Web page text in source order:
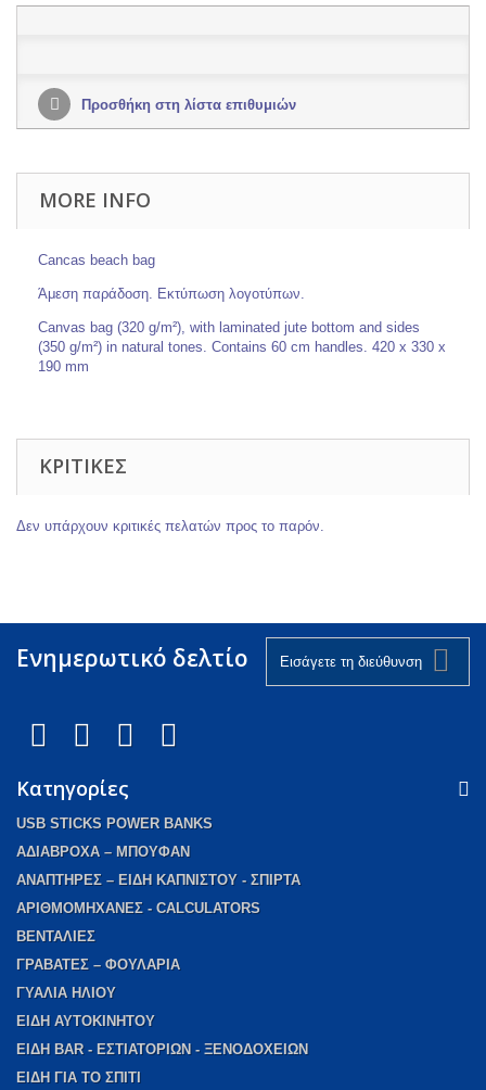
Προσθήκη στη λίστα επιθυμιών
MORE INFO
Cancas beach bag
Άμεση παράδοση. Εκτύπωση λογοτύπων.
Canvas bag (320 g/m²), with laminated jute bottom and sides
(350 g/m²) in natural tones. Contains 60 cm handles. 420 x 330 x
190 mm
ΚΡΙΤΙΚΈΣ
Δεν υπάρχουν κριτικές πελατών προς το παρόν.
Ενημερωτικό δελτίο
Κατηγορίες
USB STICKS POWER BANKS
AΔΙΑΒΡΟΧΑ – ΜΠΟΥΦΑΝ
ΑΝΑΠΤΗΡΕΣ – ΕΙΔΗ ΚΑΠΝΙΣΤΟΥ - ΣΠΙΡΤΑ
ΑΡΙΘΜΟΜΗΧΑΝΕΣ - CALCULATORS
ΒΕΝΤΑΛΙΕΣ
ΓΡΑΒΑΤΕΣ – ΦΟΥΛΑΡΙΑ
ΓΥΑΛΙΑ ΗΛΙΟΥ
ΕΙΔΗ ΑΥΤΟΚΙΝΗΤΟΥ
ΕΙΔΗ BAR - ΕΣΤΙΑΤΟΡΙΩΝ - ΞΕΝΟΔΟΧΕΙΩΝ
EIΔΗ ΓΙΑ ΤΟ ΣΠΙΤΙ